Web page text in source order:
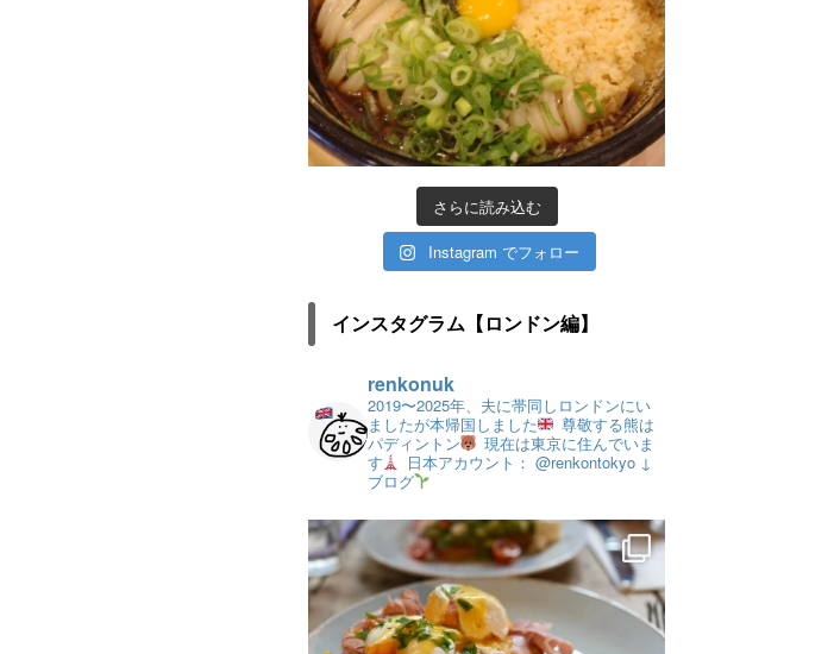
さらに読み込む
Instagram でフォロー
インスタグラム【ロンドン編】
renkonuk
2019〜2025年、夫に帯同しロンドンにい
ましたが本帰国しました
尊敬する熊は
パディントン
現在は東京に住んでいま
す
日本アカウント： @renkontokyo ↓
ブログ